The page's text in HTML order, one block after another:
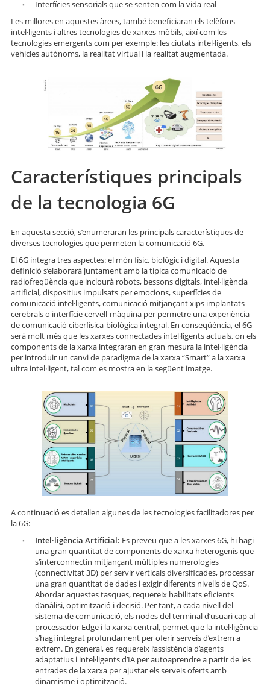
Interfícies sensorials que se senten com la vida real
Les millores en aquestes àrees, també beneficiaran els telèfons
intel·ligents i altres tecnologies de xarxes mòbils, així com les
tecnologies emergents com per exemple: les ciutats intel·ligents, els
vehicles autònoms, la realitat virtual i la realitat augmentada.
Característiques principals
de la tecnologia 6G
En aquesta secció, s’enumeraran les principals característiques de
diverses tecnologies que permeten la comunicació 6G.
El 6G integra tres aspectes: el món físic, biològic i digital. Aquesta
definició s’elaborarà juntament amb la típica comunicació de
radiofreqüència que inclourà robots, bessons digitals, intel·ligència
artificial, dispositius impulsats per emocions, superfícies de
comunicació intel·ligents, comunicació mitjançant xips implantats
cerebrals o interfície cervell-màquina per permetre una experiència
de comunicació ciberfísica-biològica integral. En conseqüència, el 6G
serà molt més que les xarxes connectades intel·ligents actuals, on els
components de la xarxa integraran en gran mesura la intel·ligència
per introduir un canvi de paradigma de la xarxa “Smart” a la xarxa
ultra intel·ligent, tal com es mostra en la següent imatge.
A continuació es detallen algunes de les tecnologies facilitadores per
la 6G:
Intel·ligència Artificial: Es preveu que a les xarxes 6G, hi hagi
una gran quantitat de components de xarxa heterogenis que
s’interconnectin mitjançant múltiples numerologies
(connectivitat 3D) per servir verticals diversificades, processar
una gran quantitat de dades i exigir diferents nivells de QoS.
Abordar aquestes tasques, requereix habilitats eficients
d’anàlisi, optimització i decisió. Per tant, a cada nivell del
sistema de comunicació, els nodes del terminal d’usuari cap al
processador Edge i la xarxa central, permet que la intel·ligència
s’hagi integrat profundament per oferir serveis d’extrem a
extrem. En general, es requereix l’assistència d’agents
adaptatius i intel·ligents d’IA per autoaprendre a partir de les
entrades de la xarxa per ajustar els serveis oferts amb
dinamisme i optimització.